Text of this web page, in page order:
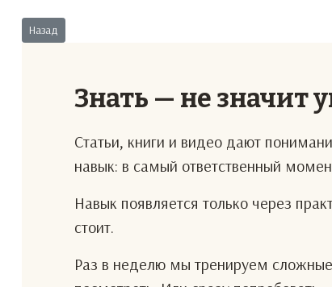
Предыдущий: Партнеры
Назад
Знать — не значит
Статьи, книги и видео дают
навык: в самый ответственный
Навык появляется только через
стоит.
Раз в неделю мы тренируем